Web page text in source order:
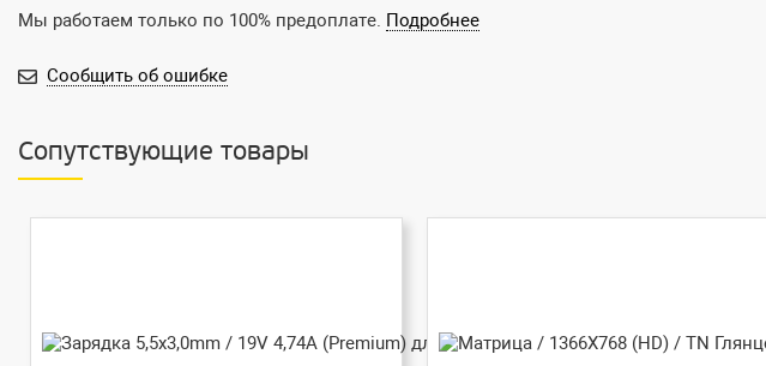
Мы работаем только по 100% предоплате. Подробнее
Сообщить об ошибке
Сопутствующие товары